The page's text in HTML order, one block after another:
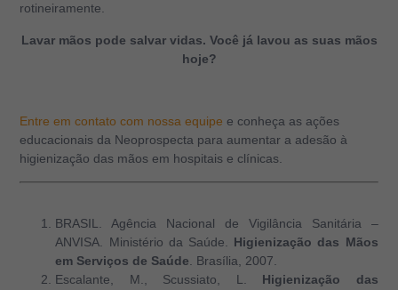
rotineiramente.
Lavar mãos pode salvar vidas. Você já lavou as suas mãos
hoje?
Entre em contato com nossa equipe e conheça as ações
educacionais da Neoprospecta para aumentar a adesão à
higienização das mãos em hospitais e clínicas.
BRASIL. Agência Nacional de Vigilância Sanitária –
ANVISA. Ministério da Saúde. Higienização das Mãos
em Serviços de Saúde. Brasília, 2007.
Escalante, M., Scussiato, L. Higienização das